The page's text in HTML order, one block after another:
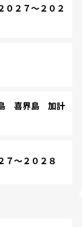
２７～２０２
喜界島 加計
～２０２８